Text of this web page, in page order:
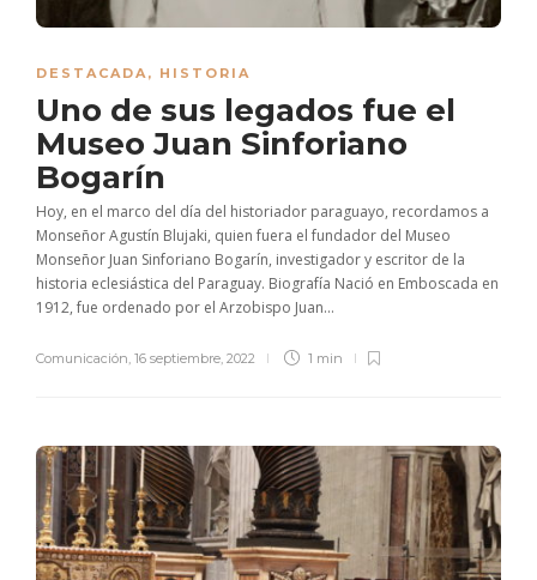
DESTACADA, HISTORIA
Uno de sus legados fue el
Museo Juan Sinforiano
Bogarín
Hoy, en el marco del día del historiador paraguayo, recordamos a
Monseñor Agustín Blujaki, quien fuera el fundador del Museo
Monseñor Juan Sinforiano Bogarín, investigador y escritor de la
historia eclesiástica del Paraguay. Biografía Nació en Emboscada en
1912, fue ordenado por el Arzobispo Juan...
Comunicación, 16 septiembre, 2022 1 min